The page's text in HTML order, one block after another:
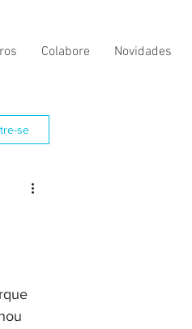
Colabore Novidades
se